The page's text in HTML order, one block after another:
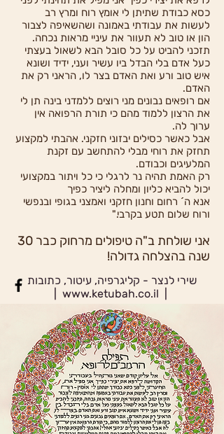
כסא כבודת שתיתן לי אומץ רוח ומרץ רב
לעשות את עבודתי באמונה ושהשאיפה לצבור
הון או טוב לא תעוור את עיניי מראות נכחה.
תזכני להביט על כל סובל הבא לשאול בעצתי
כעל אדם בלי הבדל ביו עשיר ועני, ידיד ושונא
איש טוב ורע ואת האדם בצר לו, הראני רק את
האדם.
אם רופאים נבונים מני רוצים ללמדני בינה תן לי
את הרצון ללמוד מהם כי תורת הרפואה אין
ערוך לה.
אבל כאשר כסילים יבזוני חזקני. אהבתי למקצוע
תחזק את רוחי מבלי להתחשב עם זקנת
המלעיגים וכבודם.
רק האמת תהיה נר לרגלי כי כל ויתור במקצועי
יכול להביא כליון ומחלה ליציר כפיך
אנא ה´ רחום וחנון חזקני ואמצני בגופי ובנפשי
ורוח שלום תטע בקרבי."
אני שולחת ב"ה טיפולים מרחוק כבר 30
שנה בהצלחה גדולה!
שירי לנצר - קליגרפיה, עיטור, כתובות
www.ketubah.co.il